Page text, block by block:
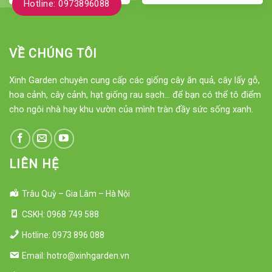
VỀ CHÚNG TÔI
Xinh Garden chuyên cung cấp các giống cây ăn quả, cây lấy gỗ,
hoa cảnh, cây cảnh, hạt giống rau sạch... để bạn có thể tô điểm
cho ngôi nhà hay khu vườn của mình tràn đầy sức sống xanh.
LIÊN HỆ
Trâu Quỳ – Gia Lâm – Hà Nội
CSKH: 0968 749 588
Hotline: 0973 896 088
Email: hotro@xinhgarden.vn
Hotline: 0973896088